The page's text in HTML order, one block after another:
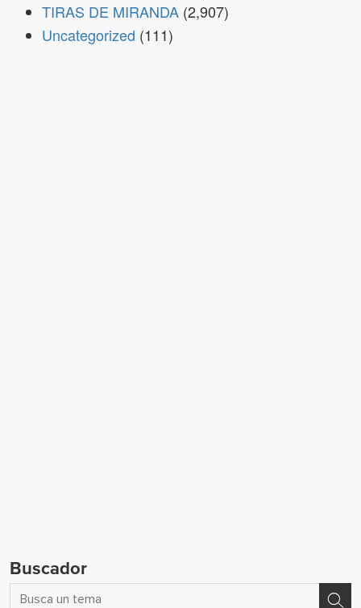
TIRAS DE MIRANDA (2,907)
Uncategorized (111)
Buscador